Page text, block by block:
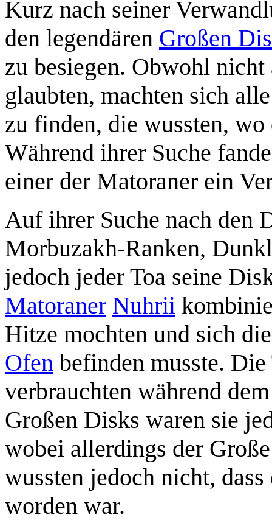
Kurz nach seiner
den legendären Großen
zu besiegen. Obwohl
glaubten, machten sich
zu finden, die wussten,
Während ihrer Suche
einer der Matoraner ein
Auf ihrer Suche nach den
Morbuzakh-Ranken,
jedoch jeder Toa seine
Matoraner Nuhrii
Hitze mochten und sich
Ofen befinden musste.
verbrauchten während
Großen Disks waren sie
wobei allerdings der
wussten jedoch nicht,
worden war.